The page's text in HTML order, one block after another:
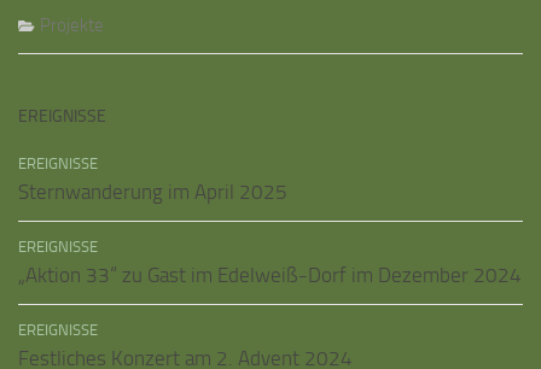
Projekte
EREIGNISSE
EREIGNISSE
Sternwanderung im April 2025
EREIGNISSE
„Aktion 33“ zu Gast im Edelweiß-Dorf im Dezember 2024
EREIGNISSE
Festliches Konzert am 2. Advent 2024